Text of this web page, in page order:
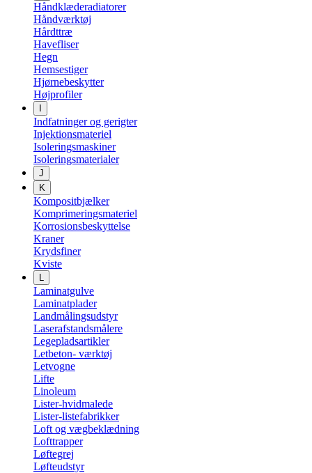
Håndklæderadiatorer
Håndværktøj
Hårdttræ
Havefliser
Hegn
Hemsestiger
Hjørnebeskytter
Højprofiler
Indfatninger og gerigter
Injektionsmateriel
Isoleringsmaskiner
Isoleringsmaterialer
J
K
Kompositbjælker
Komprimeringsmateriel
Korrosionsbeskyttelse
Kraner
Krydsfiner
Kviste
L
Laminatgulve
Laminatplader
Landmålingsudstyr
Laserafstandsmålere
Legepladsartikler
Letbeton- værktøj
Letvogne
Lifte
Linoleum
Lister-hvidmalede
Lister-listefabrikker
Loft og vægbeklædning
Lofttrapper
Løftegrej
Løfteudstyr